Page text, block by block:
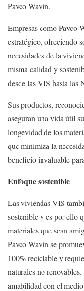
Pavco Wavin.
Empresas como Pavco
estratégico, ofreciendo
necesidades de la
misma calidad y
desde las VIS hasta las
Sus productos,
aseguran una vida útil
longevidad de los
que minimiza la
beneficio invaluable
Enfoque sostenible
Las viviendas VIS
sostenible y es por ello
materiales que sean
Pavco Wavin se
100% reciclable y
naturales no
amabilidad con el